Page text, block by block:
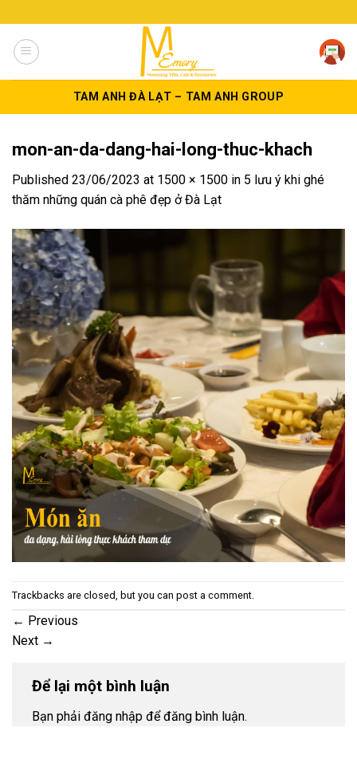
to
content
TAM ANH ĐÀ LẠT – TAM ANH GROUP
mon-an-da-dang-hai-long-thuc-khach
Published 23/06/2023 at 1500 × 1500 in 5 lưu ý khi ghé
thăm những quán cà phê đẹp ở Đà Lạt
Trackbacks are closed, but you can post a comment
← Previous
Next →
Để lại một bình luận
Bạn phải đăng nhập để đăng bình luận.